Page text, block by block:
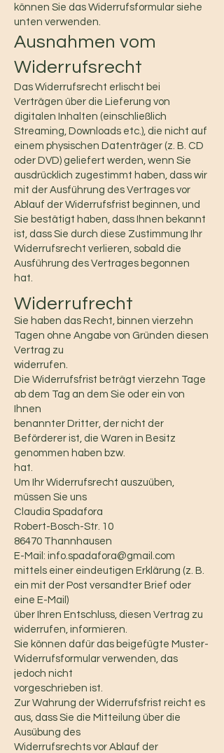
können Sie das Widerrufsformular siehe
unten verwenden.
Ausnahmen vom
Widerrufsrecht
Das Widerrufsrecht erlischt bei
Verträgen über die Lieferung von
digitalen Inhalten (einschließlich
Streaming, Downloads etc.), die nicht auf
einem physischen Datenträger (z. B. CD
oder DVD) geliefert werden, wenn Sie
ausdrücklich zugestimmt haben, dass wir
mit der Ausführung des Vertrages vor
Ablauf der Widerrufsfrist beginnen, und
Sie bestätigt haben, dass Ihnen bekannt
ist, dass Sie durch diese Zustimmung Ihr
Widerrufsrecht verlieren, sobald die
Ausführung des Vertrages begonnen
hat.
Widerrufrecht
Sie haben das Recht, binnen vierzehn
Tagen ohne Angabe von Gründen diesen
Vertrag zu
widerrufen.
Die Widerrufsfrist beträgt vierzehn Tage
ab dem Tag an dem Sie oder ein von
Ihnen
benannter Dritter, der nicht der
Beförderer ist, die Waren in Besitz
genommen haben bzw.
hat.
Um Ihr Widerrufsrecht auszuüben,
müssen Sie uns
Claudia Spadafora
Robert-Bosch-Str. 10
86470 Thannhausen
E-Mail: info.spadafora@gmail.com
mittels einer eindeutigen Erklärung (z. B.
ein mit der Post versandter Brief oder
eine E-Mail)
über Ihren Entschluss, diesen Vertrag zu
widerrufen, informieren.
Sie können dafür das beigefügte Muster-
Widerrufsformular verwenden, das
jedoch nicht
vorgeschrieben ist.
Zur Wahrung der Widerrufsfrist reicht es
aus, dass Sie die Mitteilung über die
Ausübung des
Widerrufsrechts vor Ablauf der